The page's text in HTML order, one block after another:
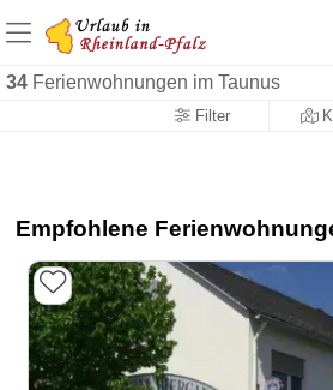
34 Ferienwohnungen im Taunus
Filter
+1.500 Unterkünfte in
+1.000 Sehenswürdigkeiten
Empfohlene